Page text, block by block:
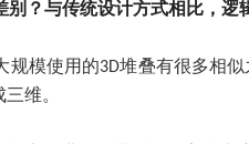
？与传统设计方式相比，逻
模使用的3D堆叠有很多相
维。